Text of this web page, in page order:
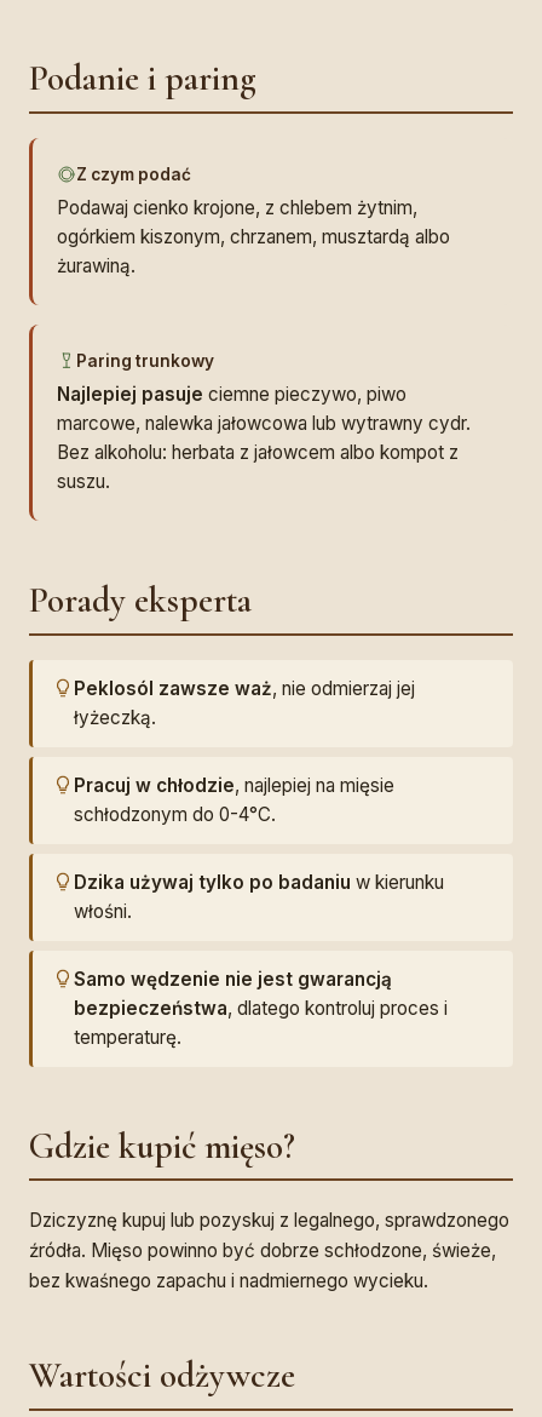
Podanie i paring
Z czym podać
Podawaj cienko krojone, z chlebem żytnim,
ogórkiem kiszonym, chrzanem, musztardą albo
żurawiną.
Paring trunkowy
Najlepiej pasuje ciemne pieczywo, piwo
marcowe, nalewka jałowcowa lub wytrawny cydr.
Bez alkoholu: herbata z jałowcem albo kompot z
suszu.
Porady eksperta
Peklosól zawsze waż, nie odmierzaj jej
łyżeczką.
Pracuj w chłodzie, najlepiej na mięsie
schłodzonym do 0-4°C.
Dzika używaj tylko po badaniu w kierunku
włośni.
Samo wędzenie nie jest gwarancją
bezpieczeństwa, dlatego kontroluj proces i
temperaturę.
Gdzie kupić mięso?
Dziczyznę kupuj lub pozyskuj z legalnego, sprawdzonego
źródła. Mięso powinno być dobrze schłodzone, świeże,
bez kwaśnego zapachu i nadmiernego wycieku.
Wartości odżywcze